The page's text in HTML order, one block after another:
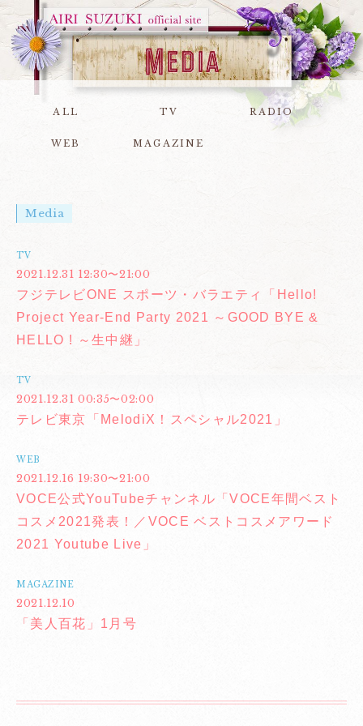
ALL TV RADIO
WEB MAGAZINE
Media
TV
2021.12.31 12:30〜21:00
フジテレビONE スポーツ・バラエティ「Hello!
Project Year-End Party 2021 ～GOOD BYE &
HELLO ! ～生中継」
TV
2021.12.31 00:35〜02:00
テレビ東京「MelodiX！スペシャル2021」
WEB
2021.12.16 19:30〜21:00
VOCE公式YouTubeチャンネル「VOCE年間ベスト
コスメ2021発表！／VOCE ベストコスメアワード
2021 Youtube Live」
MAGAZINE
2021.12.10
「美人百花」1月号